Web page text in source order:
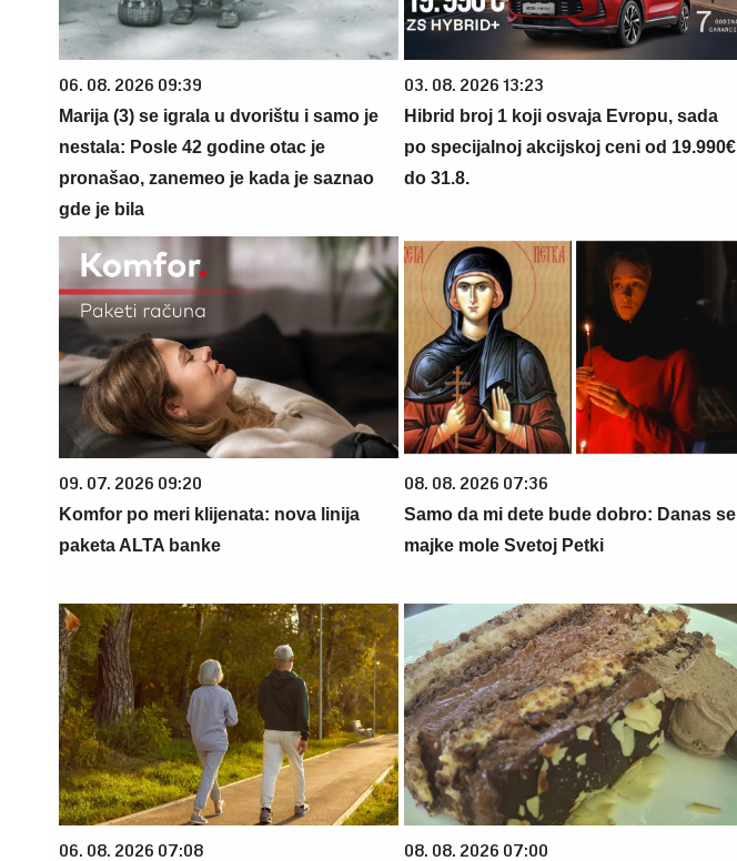
06. 08. 2026 09:39
Marija (3) se igrala u dvorištu i samo je
nestala: Posle 42 godine otac je
pronašao, zanemeo je kada je saznao
gde je bila
03. 08. 2026 13:23
Hibrid broj 1 koji osvaja Evropu, sada
po specijalnoj akcijskoj ceni od 19.990€
do 31.8.
09. 07. 2026 09:20
Komfor po meri klijenata: nova linija
paketa ALTA banke
08. 08. 2026 07:36
Samo da mi dete bude dobro: Danas se
majke mole Svetoj Petki
06. 08. 2026 07:08 08. 08. 2026 07:00